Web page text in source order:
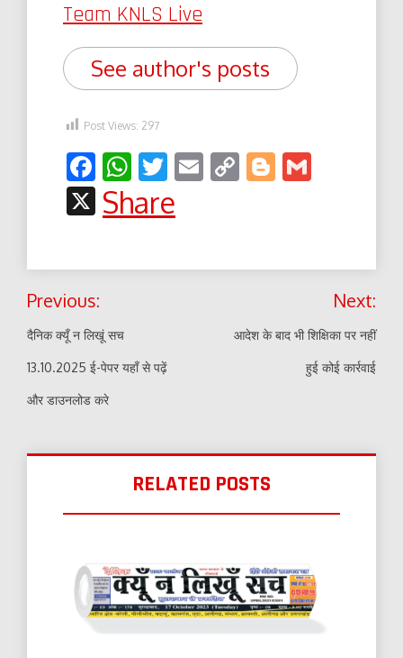
Team KNLS Live
See author's posts
Post Views: 297
Facebook
WhatsApp
Twitter
EmailCopyBlogger
X
Share
Post
navigation
Previous:
दैनिक क्यूँ न लिखूं सच
13.10.2025 ई-पेपर यहाँ से पढ़ें
और डाउनलोड करे
Next:
आदेश के बाद भी शिक्षिका पर नहीं
हुई कोई कार्रवाई
RELATED POSTS